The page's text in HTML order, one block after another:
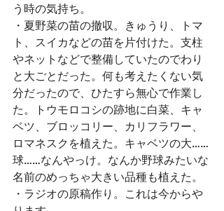
う時の気持ち。
・夏野菜の苗の撤収。きゅうり、トマ
ト、スイカなどの苗を片付けた。支柱
やネットなどで整備していたのでわり
と大ごとだった。何も考えたくない気
分だったので、ひたすら無心で作業し
た。トウモロコシの跡地に白菜、キャ
ベツ、ブロッコリー、カリフラワー、
ロマネスクを植えた。キャベツの大……
球……なんやっけ。なんか野球みたいな
名前のめっちゃ大きい品種も植えた。
・ラジオの原稿作り。これは今からや